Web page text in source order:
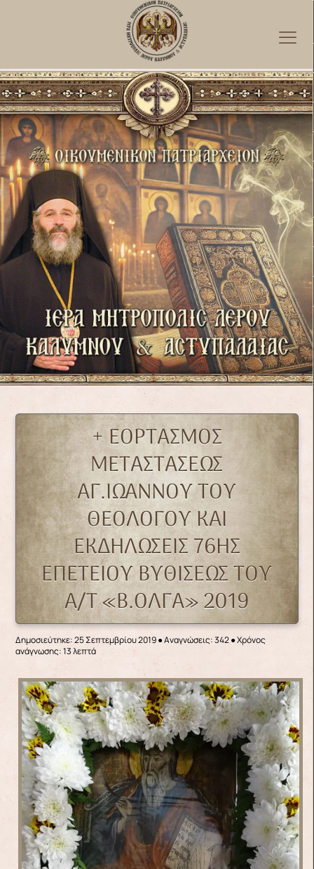
+ ΕΟΡΤΑΣΜΟΣ
ΜΕΤΑΣΤΑΣΕΩΣ
ΑΓ.ΙΩΑΝΝΟΥ ΤΟΥ
ΘΕΟΛΟΓΟΥ ΚΑΙ
ΕΚΔΗΛΩΣΕΙΣ 76ΗΣ
ΕΠΕΤΕΙΟΥ ΒΥΘΙΣΕΩΣ ΤΟΥ
Α/Τ «Β.ΟΛΓΑ» 2019
Δημοσιεύτηκε: 25 Σεπτεμβρίου 2019●Αναγνώσεις: 342● Χρόνος
ανάγνωσης: 13 λεπτά